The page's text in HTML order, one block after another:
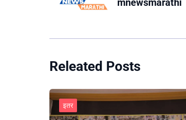
mnewsmarathi
Releated Posts
इतर